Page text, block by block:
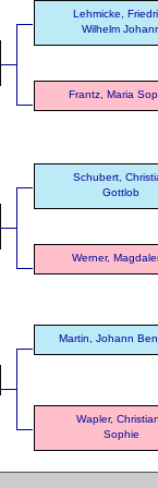
Lehmicke,
Wilhelm
Frantz, Maria
Schubert,
Gottlob
Werner,
Martin, Johann
Wapler,
Sophie